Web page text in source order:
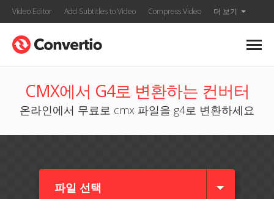
Video Editor Add Subtitles to Video Compress Video 더 보기
CMX에서 G4로 변환하는 컨버터
온라인에서 무료로 cmx 파일을 g4로 변환하세요
파일 선택